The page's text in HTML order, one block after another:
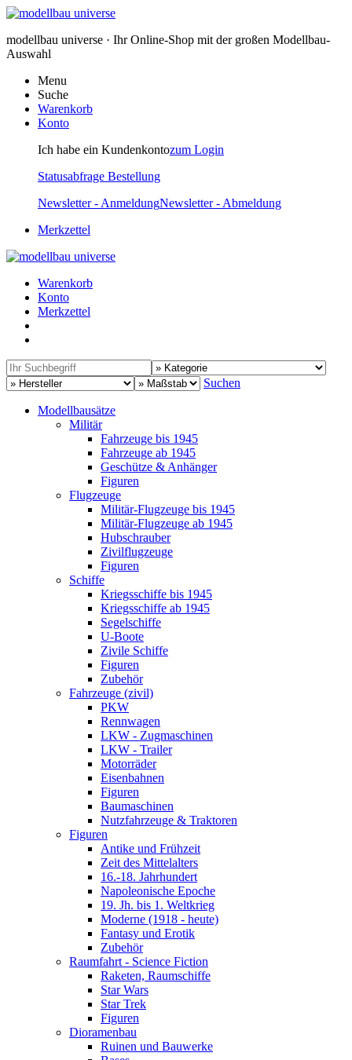
modellbau universe · Ihr Online-Shop mit der großen Modellbau-
Auswahl
Menu
Suche
Warenkorb
Konto
Ich habe ein Kundenkontozum Login
Statusabfrage Bestellung
Newsletter - AnmeldungNewsletter - Abmeldung
Merkzettel
Warenkorb
Konto
Merkzettel
Suchen
Modellbausätze
Militär
Fahrzeuge bis 1945
Fahrzeuge ab 1945
Geschütze & Anhänger
Figuren
Flugzeuge
Militär-Flugzeuge bis 1945
Militär-Flugzeuge ab 1945
Hubschrauber
Zivilflugzeuge
Figuren
Schiffe
Kriegsschiffe bis 1945
Kriegsschiffe ab 1945
Segelschiffe
U-Boote
Zivile Schiffe
Figuren
Zubehör
Fahrzeuge (zivil)
PKW
Rennwagen
LKW - Zugmaschinen
LKW - Trailer
Motorräder
Eisenbahnen
Figuren
Baumaschinen
Nutzfahrzeuge & Traktoren
Figuren
Antike und Frühzeit
Zeit des Mittelalters
16.-18. Jahrhundert
Napoleonische Epoche
19. Jh. bis 1. Weltkrieg
Moderne (1918 - heute)
Fantasy und Erotik
Zubehör
Raumfahrt - Science Fiction
Raketen, Raumschiffe
Star Wars
Star Trek
Figuren
Dioramenbau
Ruinen und Bauwerke